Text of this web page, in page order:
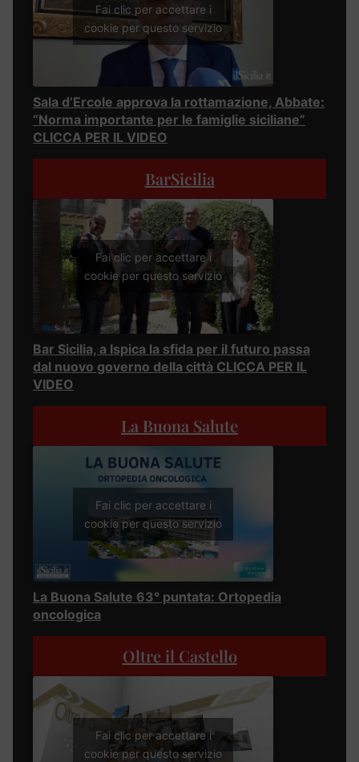
Fai clic per accettare i
cookie per questo servizio
Sala d’Ercole approva la rottamazione, Abbate:
“Norma importante per le famiglie siciliane”
CLICCA PER IL VIDEO
BarSicilia
Fai clic per accettare i
cookie per questo servizio
Bar Sicilia, a Ispica la sfida per il futuro passa
dal nuovo governo della città CLICCA PER IL
VIDEO
La Buona Salute
Fai clic per accettare i
cookie per questo servizio
La Buona Salute 63° puntata: Ortopedia
oncologica
Oltre il Castello
Fai clic per accettare i
cookie per questo servizio